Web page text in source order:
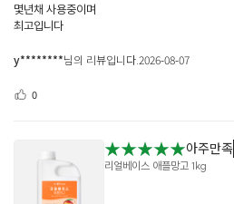
몇년채 사용중이며
최고입니다
y********님의 리뷰입니다.2026-08-07
0
★★★★★아주만족
리얼베이스 애플망고 1kg